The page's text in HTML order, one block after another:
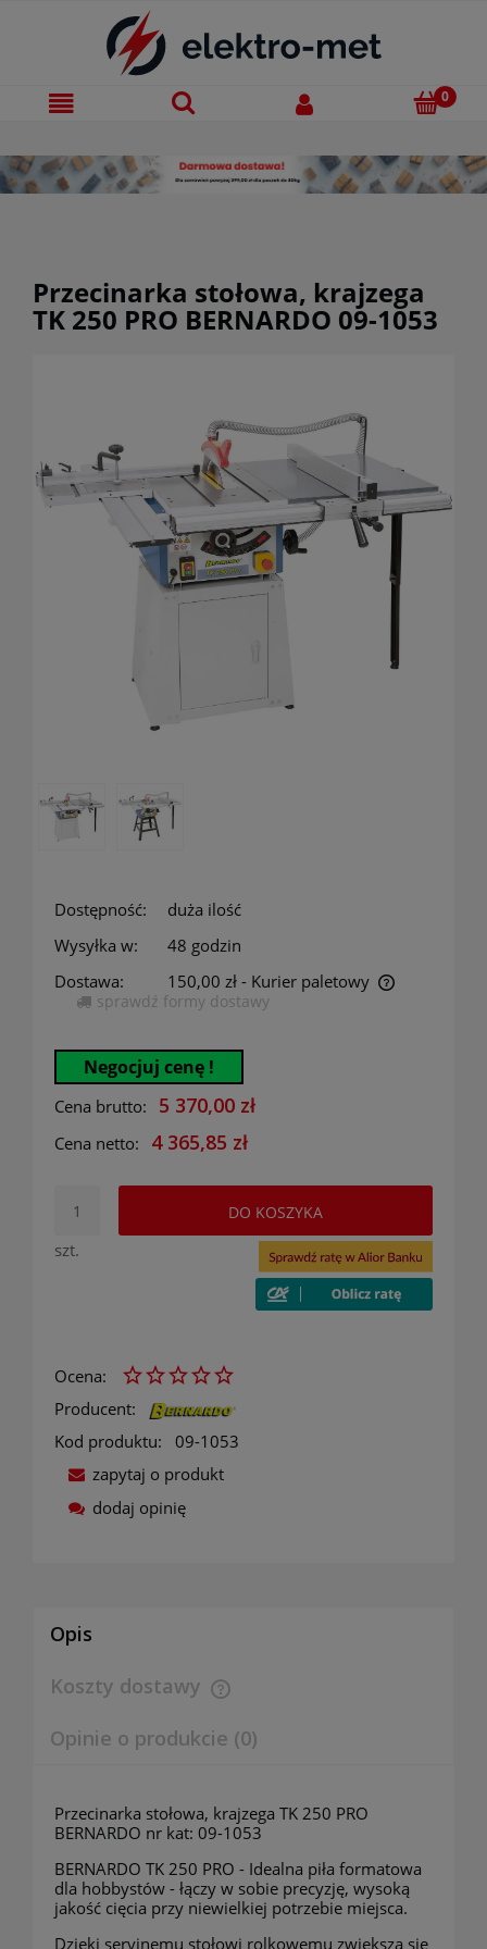
Przecinarka stołowa, krajzega
TK 250 PRO BERNARDO 09-1053
Dostępność:
duża ilość
Wysyłka w:
48 godzin
Dostawa:
150,00 zł - Kurier paletowy
Cena nie zawiera ewentualnych kosztów płatności
sprawdź formy dostawy
Negocjuj cenę !
Cena brutto: 5 370,00 zł
Cena netto: 4 365,85 zł
szt.
DO KOSZYKA
Ocena:
Producent:
Kod produktu:
09-1053
zapytaj o produkt
dodaj opinię
Opis
Koszty dostawy
Cena nie zawiera ewentualnych kosztów płatności
Opinie o produkcie (0)
Przecinarka stołowa, krajzega TK 250 PRO
BERNARDO nr kat: 09-1053
BERNARDO TK 250 PRO - Idealna piła formatowa
dla hobbystów - łączy w sobie precyzję, wysoką
jakość cięcia przy niewielkiej potrzebie miejsca.
Dzięki seryjnemu stołowi rolkowemu zwiększa się